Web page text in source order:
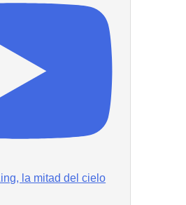
la mitad del cielo